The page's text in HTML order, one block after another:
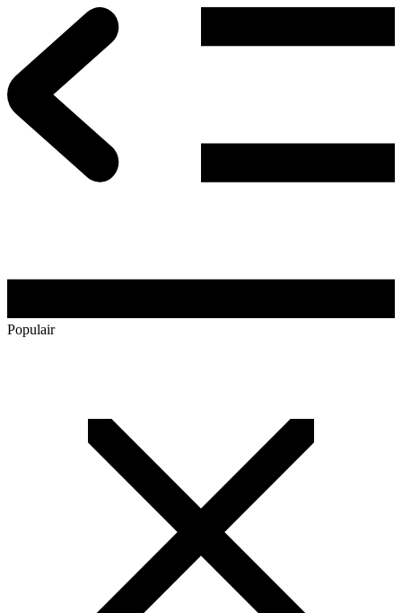
Populair